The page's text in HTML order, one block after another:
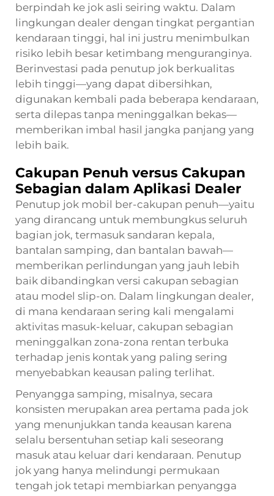
berpindah ke jok asli seiring waktu. Dalam
lingkungan dealer dengan tingkat pergantian
kendaraan tinggi, hal ini justru menimbulkan
risiko lebih besar ketimbang menguranginya.
Berinvestasi pada penutup jok berkualitas
lebih tinggi—yang dapat dibersihkan,
digunakan kembali pada beberapa kendaraan,
serta dilepas tanpa meninggalkan bekas—
memberikan imbal hasil jangka panjang yang
lebih baik.
Cakupan Penuh versus Cakupan
Sebagian dalam Aplikasi Dealer
Penutup jok mobil ber-cakupan penuh—yaitu
yang dirancang untuk membungkus seluruh
bagian jok, termasuk sandaran kepala,
bantalan samping, dan bantalan bawah—
memberikan perlindungan yang jauh lebih
baik dibandingkan versi cakupan sebagian
atau model slip-on. Dalam lingkungan dealer,
di mana kendaraan sering kali mengalami
aktivitas masuk-keluar, cakupan sebagian
meninggalkan zona-zona rentan terbuka
terhadap jenis kontak yang paling sering
menyebabkan keausan paling terlihat.
Penyangga samping, misalnya, secara
konsisten merupakan area pertama pada jok
yang menunjukkan tanda keausan karena
selalu bersentuhan setiap kali seseorang
masuk atau keluar dari kendaraan. Penutup
jok yang hanya melindungi permukaan
tengah jok tetapi membiarkan penyangga